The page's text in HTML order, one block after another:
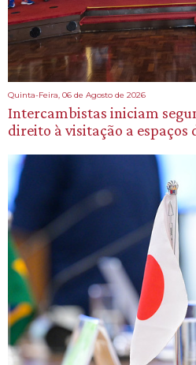
Quinta-Feira, 06 de Agosto de 2026
Intercambistas iniciam
direito à visitação a espaços